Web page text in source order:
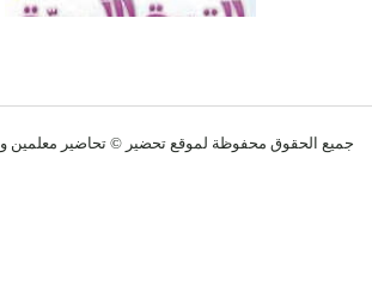
جميع الحقوق محفوظة لموقع تحضير © تحاضير معلمين و